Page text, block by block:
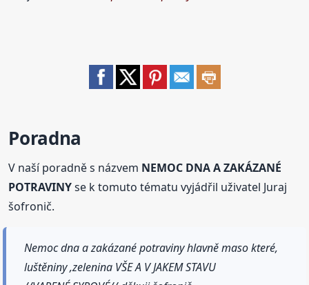
Poradna
V naší poradně s názvem NEMOC DNA A ZAKÁZANÉ
POTRAVINYse k tomuto tématu vyjádřil uživatel Juraj
šofronič.
Nemoc dna a zakázané potraviny hlavně maso které,
luštěniny ,zelenina VŠE A V JAKEM STAVU